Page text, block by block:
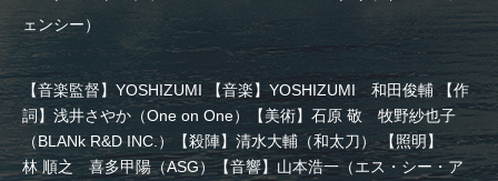
ェンシー）
【音楽監督】YOSHIZUMI 【音楽】YOSHIZUMI 和田俊輔 【作
詞】浅井さやか（One on One）【美術】石原 敬 牧野紗也子
（BLANk R&D INC.）【殺陣】清水大輔（和太刀） 【照明】
林 順之 喜多甲陽（ASG）【音響】山本浩一（エス・シー・ア